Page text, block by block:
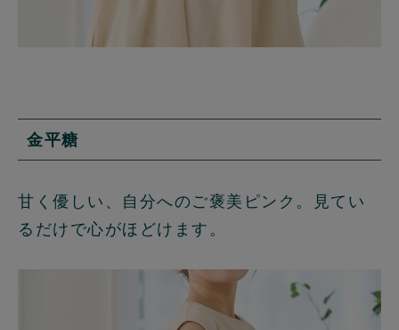
金平糖
甘く優しい、自分へのご褒美ピンク。見てい
るだけで心がほどけます。